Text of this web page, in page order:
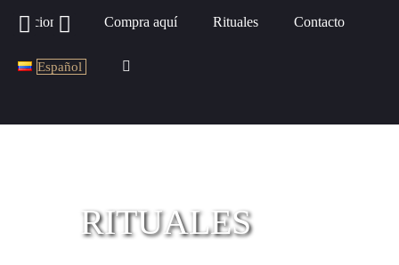
Pociones Compra aquí Rituales Contacto
Español
RITUALES